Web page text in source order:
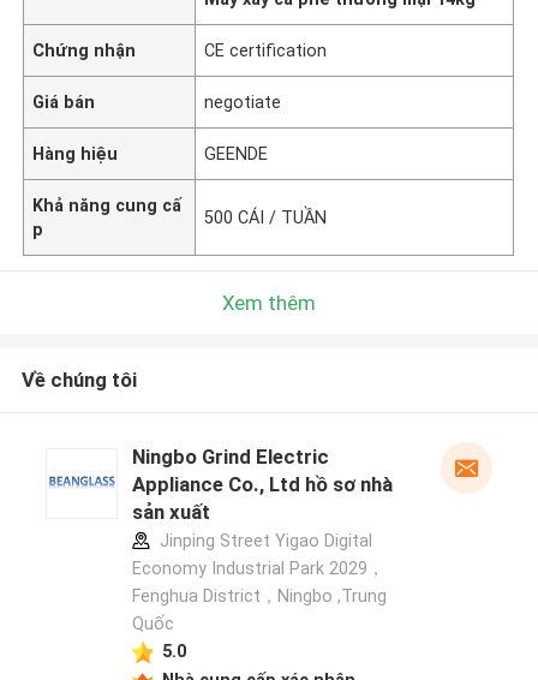
Chứng nhận CE certification
Giá bán negotiate
Hàng hiệu GEENDE
Khả năng cung cấ
p
500 CÁI / TUẦN
Xem thêm
Về chúng tôi
Ningbo Grind Electric
Appliance Co., Ltd hồ sơ nhà
sản xuất
Jinping Street Yigao Digital
Economy Industrial Park 2029，
Fenghua District，Ningbo ,Trung
Quốc
5.0